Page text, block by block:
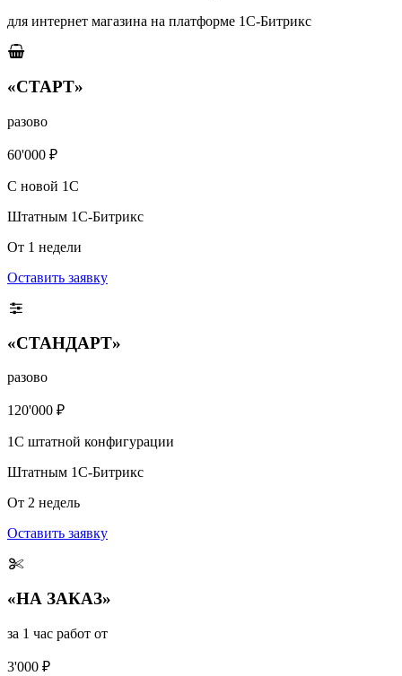
для интернет магазина на платформе 1С-Битрикс
«СТАРТ»
разово
60'000 ₽
С новой 1С
Штатным 1С-Битрикс
От 1 недели
Оставить заявку
«СТАНДАРТ»
разово
120'000 ₽
1С штатной конфигурации
Штатным 1С-Битрикс
От 2 недель
Оставить заявку
«НА ЗАКАЗ»
за 1 час работ от
3'000 ₽